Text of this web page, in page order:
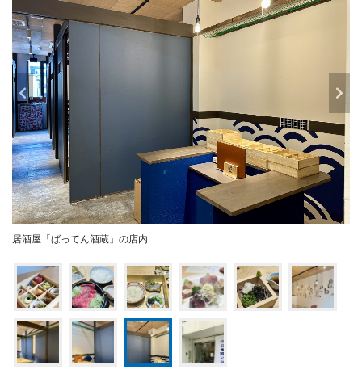
居酒屋「ばってん酒蔵」の店内